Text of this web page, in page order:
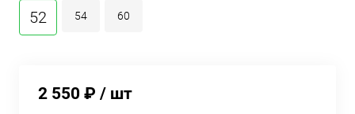
52 54 60
2 550 ₽ / шт